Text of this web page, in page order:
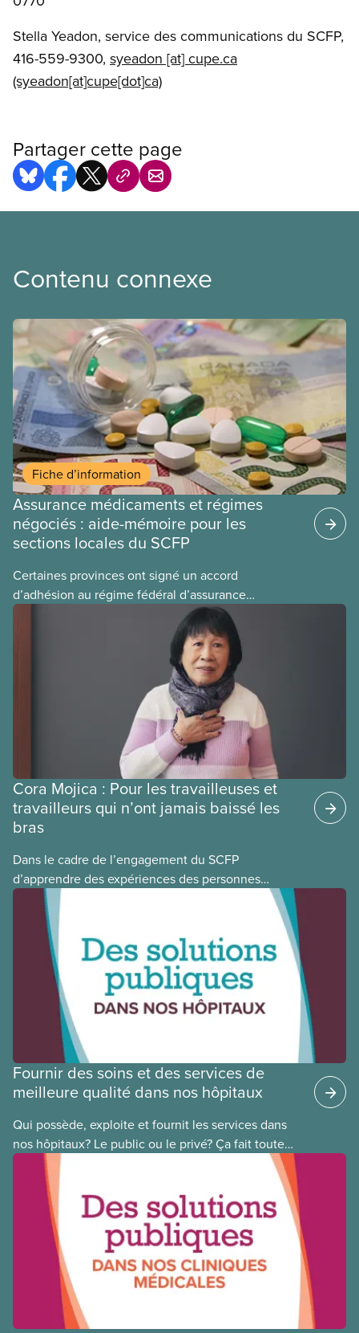
Stella Yeadon, service des communications du SCFP,
416-559-9300, syeadon [at] cupe.ca
(syeadon[at]cupe[dot]ca)
Partager cette page
Contenu connexe
Fiche d’information
Assurance médicaments et régimes
négociés : aide-mémoire pour les
sections locales du SCFP
Certaines provinces ont signé un accord
d’adhésion au régime fédéral d’assurance
médicaments. Les sections locales du SCFP dans
ces provinces s’interrogent sur l’incidence que ce
régime pourrait avoir sur leurs avantages
Cora Mojica : Pour les travailleuses et
travailleurs qui n’ont jamais baissé les
bras
Dans le cadre de l’engagement du SCFP
d’apprendre des expériences des personnes
autochtones, noires et racisées, et de célébrer
leurs réussites, nous vous présentons des membres
du Comité national pour la justice raciale et du
Conseil national des Autochtones. L’article de ce
mois-ci présente Cora Mojica, membre du Comité
national pour la justice raciale.
Fournir des soins et des services de
meilleure qualité dans nos hôpitaux
Qui possède, exploite et fournit les services dans
nos hôpitaux? Le public ou le privé? Ça fait toute
une différence. Un hôpital public coûte moins cher,
en donne plus et est voué à l’intérêt public.